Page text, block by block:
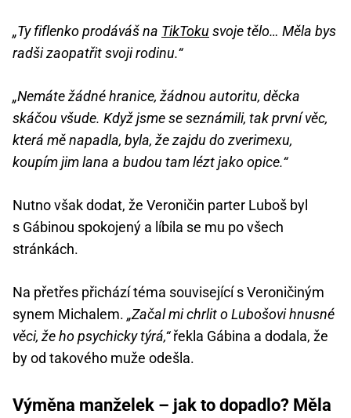
„Ty fiflenko prodáváš na TikToku svoje tělo… Měla bys
radši zaopatřit svoji rodinu.“
„Nemáte žádné hranice, žádnou autoritu, děcka
skáčou všude. Když jsme se seznámili, tak první věc,
která mě napadla, byla, že zajdu do zverimexu,
koupím jim lana a budou tam lézt jako opice.“
Nutno však dodat, že Veroničin parter Luboš byl
s Gábinou spokojený a líbila se mu po všech
stránkách.
Na přetřes přichází téma související s Veroničiným
synem Michalem. „Začal mi chrlit o Lubošovi hnusné
věci, že ho psychicky týrá,“řekla Gábina a dodala, že
by od takového muže odešla.
Výměna manželek – jak to dopadlo? Měla